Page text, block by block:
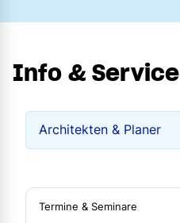
Info & Service
Termine & Seminare